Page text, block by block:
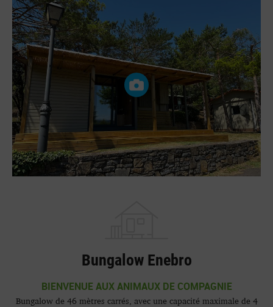
Bungalow Enebro
BIENVENUE AUX ANIMAUX DE COMPAGNIE
Bungalow de 46 mètres carrés, avec une capacité maximale de 4